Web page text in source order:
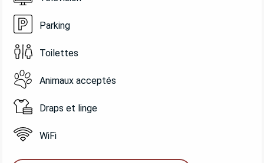
Parking
Toilettes
Animaux acceptés
Draps et linge
WiFi